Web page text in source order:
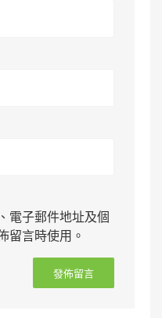
電子郵件地址及個
留言時使用。